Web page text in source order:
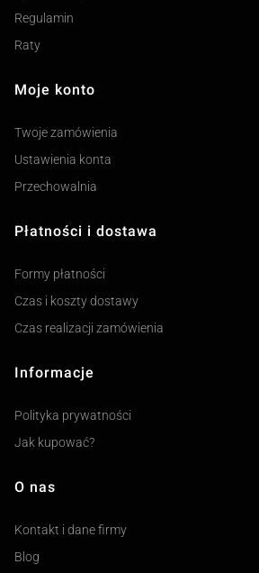
Regulamin
Raty
Moje konto
Twoje zamówienia
Ustawienia konta
Przechowalnia
Płatności i dostawa
Formy płatności
Czas i koszty dostawy
Czas realizacji zamówienia
Informacje
Polityka prywatności
Jak kupować?
O nas
Kontakt i dane firmy
Blog